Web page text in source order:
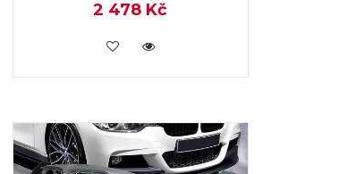
2 478 Kč
KOUPIT